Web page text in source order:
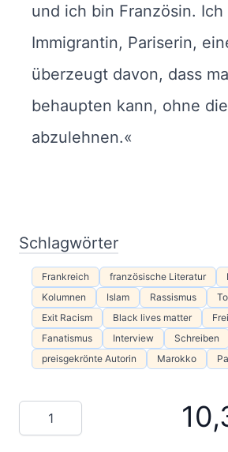
und ich bin Französin. Ich
Immigrantin, Pariserin,
überzeugt davon, dass
behaupten kann, ohne
abzulehnen.«
Schlagwörter
Frankreich französische Literatur
Kolumnen
Islam Rassismus
Exit Racism
Black lives matter
Fanatismus
Interview
Schreiben
preisgekrönte Autorin
Marokko
Menge